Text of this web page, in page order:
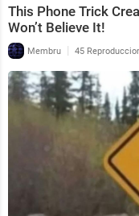
This Phone Trick
Won’t Believe It!
Membru | 45